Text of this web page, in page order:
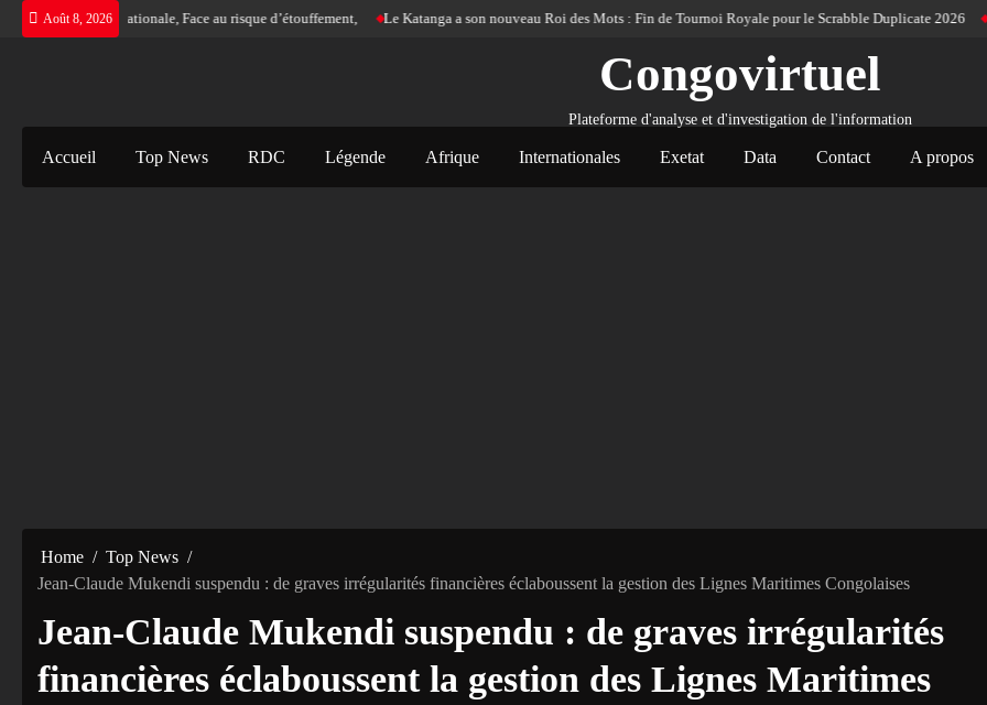
Skip
Août 8, 2026
justice internationale, Face au risque d’étouffement, Le Katanga a son nouveau Roi des Mots : Fin de Tournoi Royale pour le Scrabble Duplicate 2026 Le
Congovirtuel
Plateforme d'analyse et d'investigation de l'information
Accueil Top News RDC Légende Afrique Internationales Exetat Data Contact A propos
Home
Top News
‎Jean-Claude Mukendi suspendu : de graves irrégularités financières éclaboussent la gestion des Lignes Maritimes Congolaises
‎Jean-Claude Mukendi suspendu : de graves irrégularités
financières éclaboussent la gestion des Lignes Maritimes